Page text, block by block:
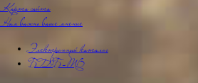
Карта сайта
Нам важно ваше мнение
Электронный каталог
БГДБ-ТВ